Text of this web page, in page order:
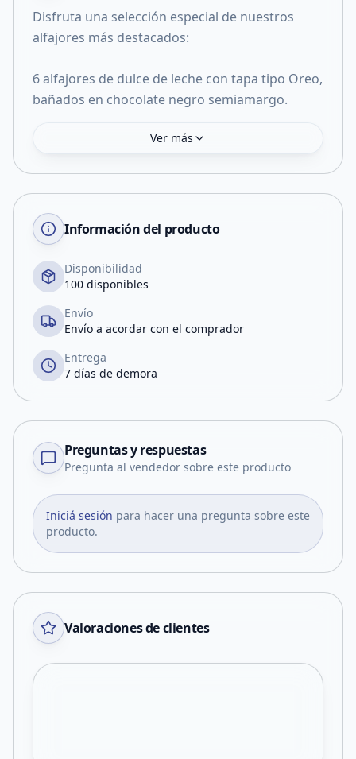
Disfruta una selección especial de nuestros
alfajores más destacados:
6 alfajores de dulce de leche con tapa tipo Oreo,
bañados en chocolate negro semiamargo.
Ver más
Información del producto
Disponibilidad
100 disponibles
Envío
Envío a acordar con el comprador
Entrega
7 días de demora
Preguntas y respuestas
Pregunta al vendedor sobre este producto
Iniciá sesión para hacer una pregunta sobre este
producto.
Valoraciones de clientes